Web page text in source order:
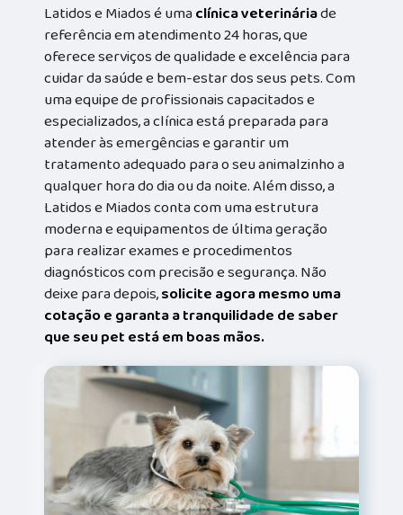
Latidos e Miados é umaclínica veterináriade
referência em atendimento 24 horas, que
oferece serviços de qualidade e excelência para
cuidar da saúde e bem-estar dos seus pets. Com
uma equipe de profissionais capacitados e
especializados, a clínica está preparada para
atender às emergências e garantir um
tratamento adequado para o seu animalzinho a
qualquer hora do dia ou da noite. Além disso, a
Latidos e Miados conta com uma estrutura
moderna e equipamentos de última geração
para realizar exames e procedimentos
diagnósticos com precisão e segurança. Não
deixe para depois,solicite agora mesmo uma
cotação e garanta a tranquilidade de saber
que seu pet está em boas mãos.